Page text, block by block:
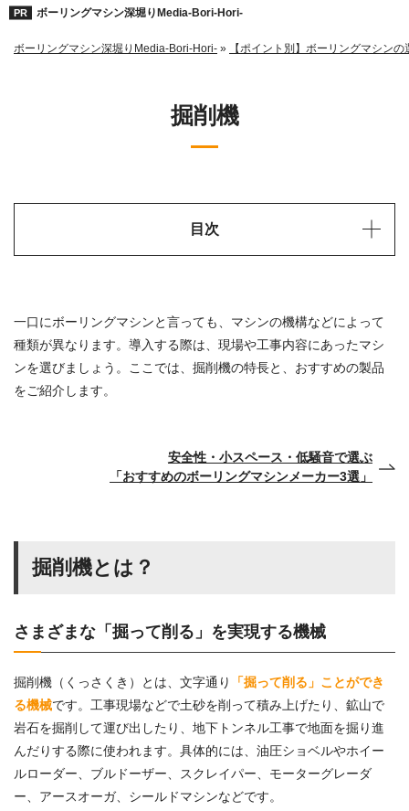
ボーリングマシン深堀りMedia-Bori-Hori-
ボーリングマシン深堀りMedia-Bori-Hori- » 【ポイント別】ボーリングマシンの
掘削機
目次
一口にボーリングマシンと言っても、マシンの機構などによって
種類が異なります。導入する際は、現場や工事内容にあったマシ
ンを選びましょう。ここでは、掘削機の特長と、おすすめの製品
をご紹介します。
安全性・小スペース・低騒音で選ぶ
「おすすめのボーリングマシンメーカー3選」
掘削機とは？
さまざまな「掘って削る」を実現する機械
掘削機（くっさくき）とは、文字通り
「掘って削る」ことができ
る機械です。工事現場などで土砂を削って積み上げたり、鉱山で
岩石を掘削して運び出したり、地下トンネル工事で地面を掘り進
んだりする際に使われます。具体的には、油圧ショベルやホイー
ルローダー、ブルドーザー、スクレイパー、モーターグレーダ
ー、アースオーガ、シールドマシンなどです。